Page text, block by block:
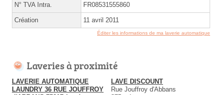
N° TVA Intra. FR08531555860
Création 11 avril 2011
Éditer les informations de ma laverie automatique
Laveries à proximité
LAVERIE AUTOMATIQUE
LAUNDRY 36 RUE JOUFFROY
LAVE DISCOUNT
Rue Jouffroy d'Abbans